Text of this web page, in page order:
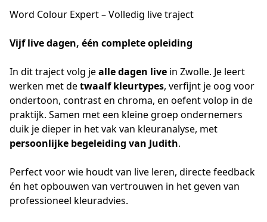
Word Colour Expert – Volledig live traject
Vijf live dagen, één complete opleiding
In dit traject volg je alle dagen live in Zwolle. Je leert
werken met de twaalf kleurtypes, verfijnt je oog voor
ondertoon, contrast en chroma, en oefent volop in de
praktijk. Samen met een kleine groep ondernemers
persoonlijke begeleiding van Judith.
Perfect voor wie houdt van live leren, directe feedback
én het opbouwen van vertrouwen in het geven van
professioneel kleuradvies.